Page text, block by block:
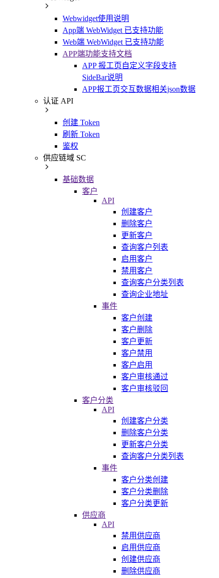
Webwidget使用说明
App端 WebWidget 已支持功能
Web端 WebWidget 已支持功能
APP端功能支持文档
APP 报工页自定义字段支持
SideBar说明
APP报工页交互数据相关json数据
认证 API
创建 Token
刷新 Token
鉴权
供应链域 SC
基础数据
客户
API
创建客户
删除客户
更新客户
查询客户列表
启用客户
禁用客户
查询客户分类列表
查询企业地址
事件
客户创建
客户删除
客户更新
客户禁用
客户启用
客户审核通过
客户审核驳回
客户分类
API
创建客户分类
删除客户分类
更新客户分类
查询客户分类列表
事件
客户分类创建
客户分类删除
客户分类更新
供应商
API
禁用供应商
启用供应商
创建供应商
删除供应商